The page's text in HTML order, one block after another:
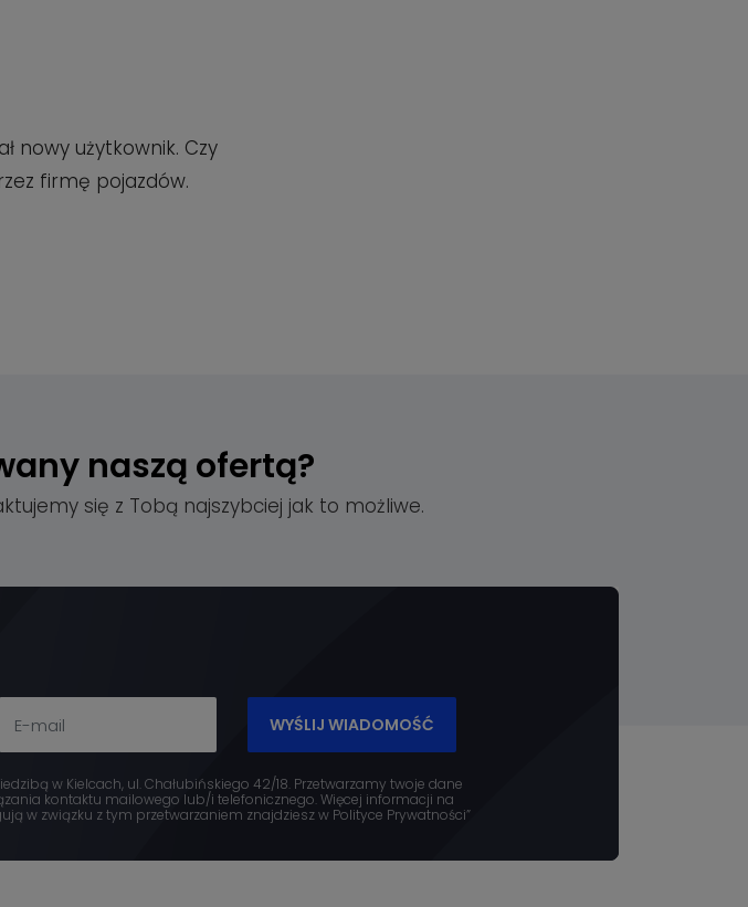
nowy użytkownik. Czy
firmę pojazdów.
naszą ofertą?
się z Tobą najszybciej jak to możliwe.
WYŚLIJ WIADOMOŚĆ
w Kielcach, ul. Chałubińskiego 42/18. Przetwarzamy twoje dane
kontaktu mailowego lub/i telefonicznego. Więcej informacji na
w związku z tym przetwarzaniem znajdziesz w Polityce Prywatności”